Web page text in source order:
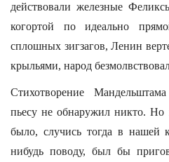
действовали железные
когортой по идеально
сплошных зигзагов, Ленин
крыльями, народ
Стихотворение
пьесу не обнаружил никто.
было, случись тогда в нашей
нибудь поводу, был бы